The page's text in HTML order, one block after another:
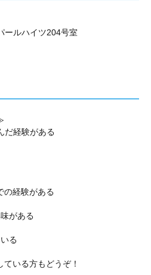
ルハイツ204号室
だ経験がある
の経験がある
がある
る
いる方もどうぞ！